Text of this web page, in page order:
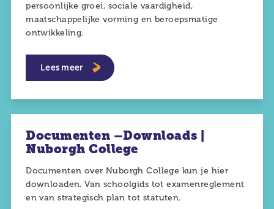
persoonlijke groei, sociale vaardigheid,
maatschappelijke vorming en beroepsmatige
ontwikkeling.
Lees meer
Documenten –Downloads |
Nuborgh College
Documenten over Nuborgh College kun je hier
downloaden. Van schoolgids tot examenreglement
en van strategisch plan tot statuten.